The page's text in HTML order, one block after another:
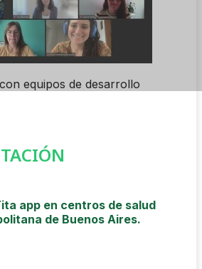
equipos de desarrollo
app en centros de salud
de Buenos Aires.